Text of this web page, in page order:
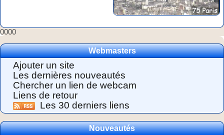
0000
Webmasters
Ajouter un site
Les dernières nouveautés
Chercher un lien de webcam
Liens de retour
Les 30 derniers liens
Nouveautés